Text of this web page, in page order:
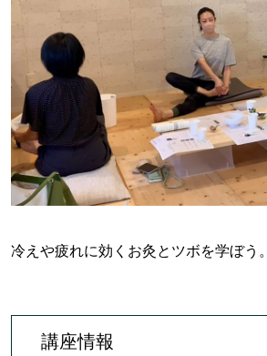
冷えや疲れに効くお灸とツボを学ぼう。
講座情報